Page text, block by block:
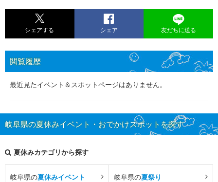
シェアする シェア 友だちに送る
閲覧履歴
最近見たイベント＆スポットページはありません。
岐阜県の夏休みイベント・おでかけスポットを探す
夏休みカテゴリから探す
岐阜県の夏休みイベント 岐阜県の夏祭り